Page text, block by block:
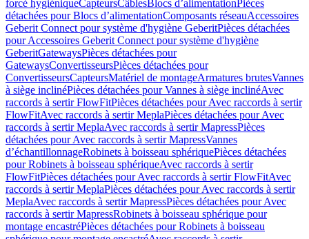
forcé hygiéniqueCapteursCâblesBlocs d’alimentationPièces
détachées pour Blocs d’alimentationComposants réseauAccessoires
Geberit Connect pour système d'hygiène GeberitPièces détachées
pour Accessoires Geberit Connect pour système d'hygiène
GeberitGatewaysPièces détachées pour
GatewaysConvertisseursPièces détachées pour
ConvertisseursCapteursMatériel de montageArmatures brutesVannes
à siège inclinéPièces détachées pour Vannes à siège inclinéAvec
raccords à sertir FlowFitPièces détachées pour Avec raccords à sertir
FlowFitAvec raccords à sertir MeplaPièces détachées pour Avec
raccords à sertir MeplaAvec raccords à sertir MapressPièces
détachées pour Avec raccords à sertir MapressVannes
d’échantillonnageRobinets à boisseau sphériquePièces détachées
pour Robinets à boisseau sphériqueAvec raccords à sertir
FlowFitPièces détachées pour Avec raccords à sertir FlowFitAvec
raccords à sertir MeplaPièces détachées pour Avec raccords à sertir
MeplaAvec raccords à sertir MapressPièces détachées pour Avec
raccords à sertir MapressRobinets à boisseau sphérique pour
montage encastréPièces détachées pour Robinets à boisseau